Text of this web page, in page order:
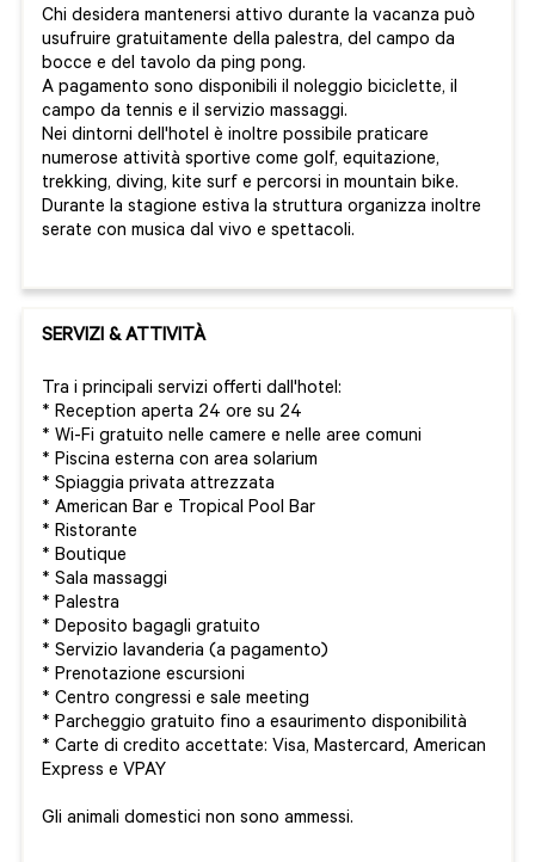
Chi desidera mantenersi attivo durante la vacanza può
usufruire gratuitamente della palestra, del campo da
bocce e del tavolo da ping pong.
A pagamento sono disponibili il noleggio biciclette, il
campo da tennis e il servizio massaggi.
Nei dintorni dell'hotel è inoltre possibile praticare
numerose attività sportive come golf, equitazione,
trekking, diving, kite surf e percorsi in mountain bike.
Durante la stagione estiva la struttura organizza inoltre
serate con musica dal vivo e spettacoli.
SERVIZI & ATTIVITÀ
Tra i principali servizi offerti dall'hotel:
* Reception aperta 24 ore su 24
* Wi-Fi gratuito nelle camere e nelle aree comuni
* Piscina esterna con area solarium
* Spiaggia privata attrezzata
* American Bar e Tropical Pool Bar
* Ristorante
* Boutique
* Sala massaggi
* Palestra
* Deposito bagagli gratuito
* Servizio lavanderia (a pagamento)
* Prenotazione escursioni
* Centro congressi e sale meeting
* Parcheggio gratuito fino a esaurimento disponibilità
* Carte di credito accettate: Visa, Mastercard, American
Express e VPAY
Gli animali domestici non sono ammessi.